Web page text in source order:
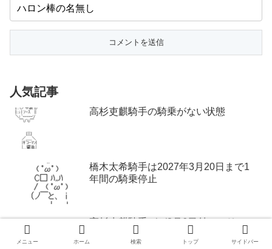
人気記事
高杉吏麒騎手の騎乗がない状態
橋木太希騎手は2027年3月20日まで1
年間の騎乗停止
メニュー ホーム 検索 トップ サイドバー